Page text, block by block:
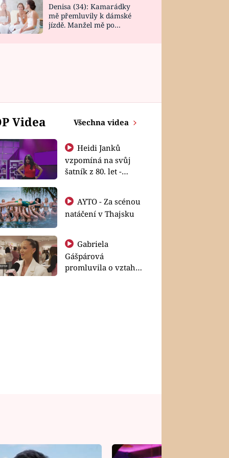
Denisa (34): Kamarádky
mě přemluvily k dámské
jízdě. Manžel mě po
Videa Všechna videa
Heidi Janků
vzpomíná na svůj
šatník z 80. let -
natáčení v Thajsku
Gabriela
Gášpárová
promluvila o vztahu